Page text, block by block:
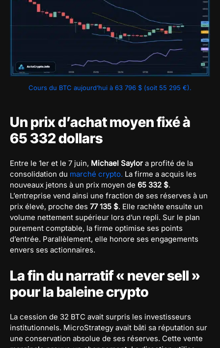
Cours du BTC aujourd’hui à 63 796 $ (soit 55 295 €).
Un prix d’achat moyen fixé à
65 332 dollars
Entre le 1er et le 7 juin, Michael Saylor a profité de la
consolidation du marché crypto. La firme a acquis les
nouveaux jetons à un prix moyen de 65 332 $.
L’entreprise vend ainsi une fraction de ses réserves à un
prix élevé, proche des 77 135 $. Elle rachète ensuite un
volume nettement supérieur lors d’un repli. Sur le plan
purement comptable, la firme optimise ses points
d’entrée. Parallèlement, elle honore ses engagements
envers ses actionnaires.
La fin du narratif « never sell »
pour la baleine crypto
La cession de 32 BTC avait surpris les investisseurs
institutionnels. MicroStrategy avait bâti sa réputation sur
une conservation absolue de ses réserves. Cette vente